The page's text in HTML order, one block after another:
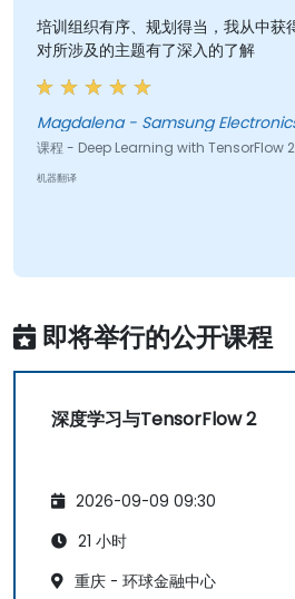
培训组织有序、规划得当，我从中获
对所涉及的主题有了深入的了解
Magdalena - Samsung
课程 - Deep Learning with TensorFlow 2
机器翻译
即将举行的公开课程
深度学习与TensorFlow 2
2026-09-09 09:30
21 小时
重庆 - 环球金融中心